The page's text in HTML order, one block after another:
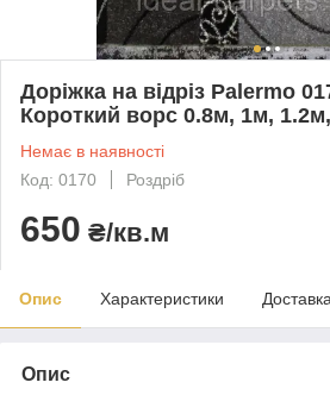
Доріжка на відріз Palermo
Короткий ворс 0.8м, 1м,
Немає в наявності
Код: 0170
Роздріб
650 ₴/кв.м
Опис Характеристики Доставка
Опис